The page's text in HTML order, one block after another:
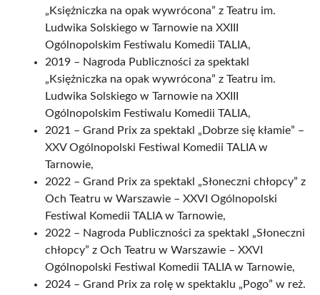
„Księżniczka na opak wywrócona” z Teatru im.
Ludwika Solskiego w Tarnowie na XXIII
Ogólnopolskim Festiwalu Komedii TALIA,
2019 – Nagroda Publiczności za spektakl
„Księżniczka na opak wywrócona” z Teatru im.
Ludwika Solskiego w Tarnowie na XXIII
Ogólnopolskim Festiwalu Komedii TALIA,
2021 – Grand Prix za spektakl „Dobrze się kłamie” –
XXV Ogólnopolski Festiwal Komedii TALIA w
Tarnowie,
2022 – Grand Prix za spektakl „Słoneczni chłopcy” z
Och Teatru w Warszawie – XXVI Ogólnopolski
Festiwal Komedii TALIA w Tarnowie,
2022 – Nagroda Publiczności za spektakl „Słoneczni
chłopcy” z Och Teatru w Warszawie – XXVI
Ogólnopolski Festiwal Komedii TALIA w Tarnowie,
2024 – Grand Prix za rolę w spektaklu „Pogo” w reż.